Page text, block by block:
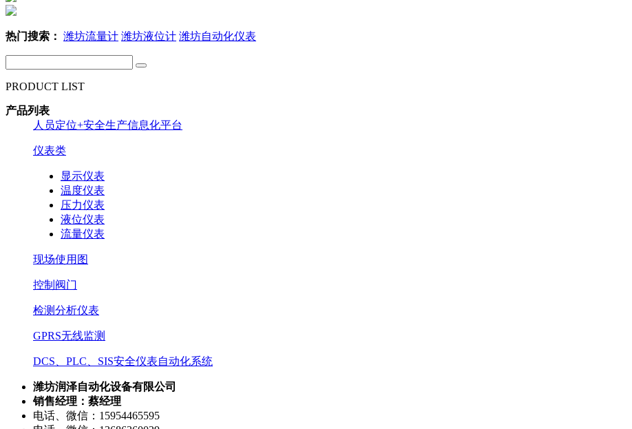
热门搜索： 潍坊流量计 潍坊液位计 潍坊自动化仪表
PRODUCT LIST
产品列表
人员定位+安全生产信息化平台
仪表类
显示仪表
温度仪表
压力仪表
液位仪表
流量仪表
现场使用图
控制阀门
检测分析仪表
GPRS无线监测
DCS、PLC、SIS安全仪表自动化系统
潍坊润泽自动化设备有限公司
销售经理：蔡经理
电话、微信：15954465595